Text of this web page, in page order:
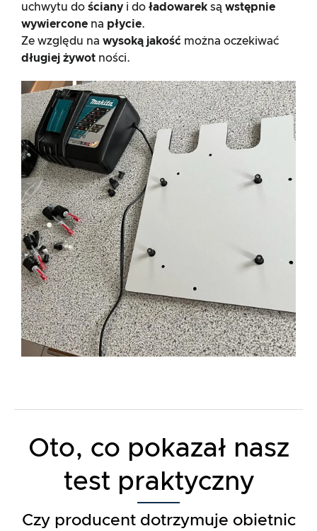
uchwytu do ściany i do ładowarek są wstępnie
wywiercone na płycie.
Ze względu na wysoką jakość można oczekiwać
długiej żywot ności.
Oto, co pokazał nasz
test praktyczny
Czy producent dotrzymuje obietnic